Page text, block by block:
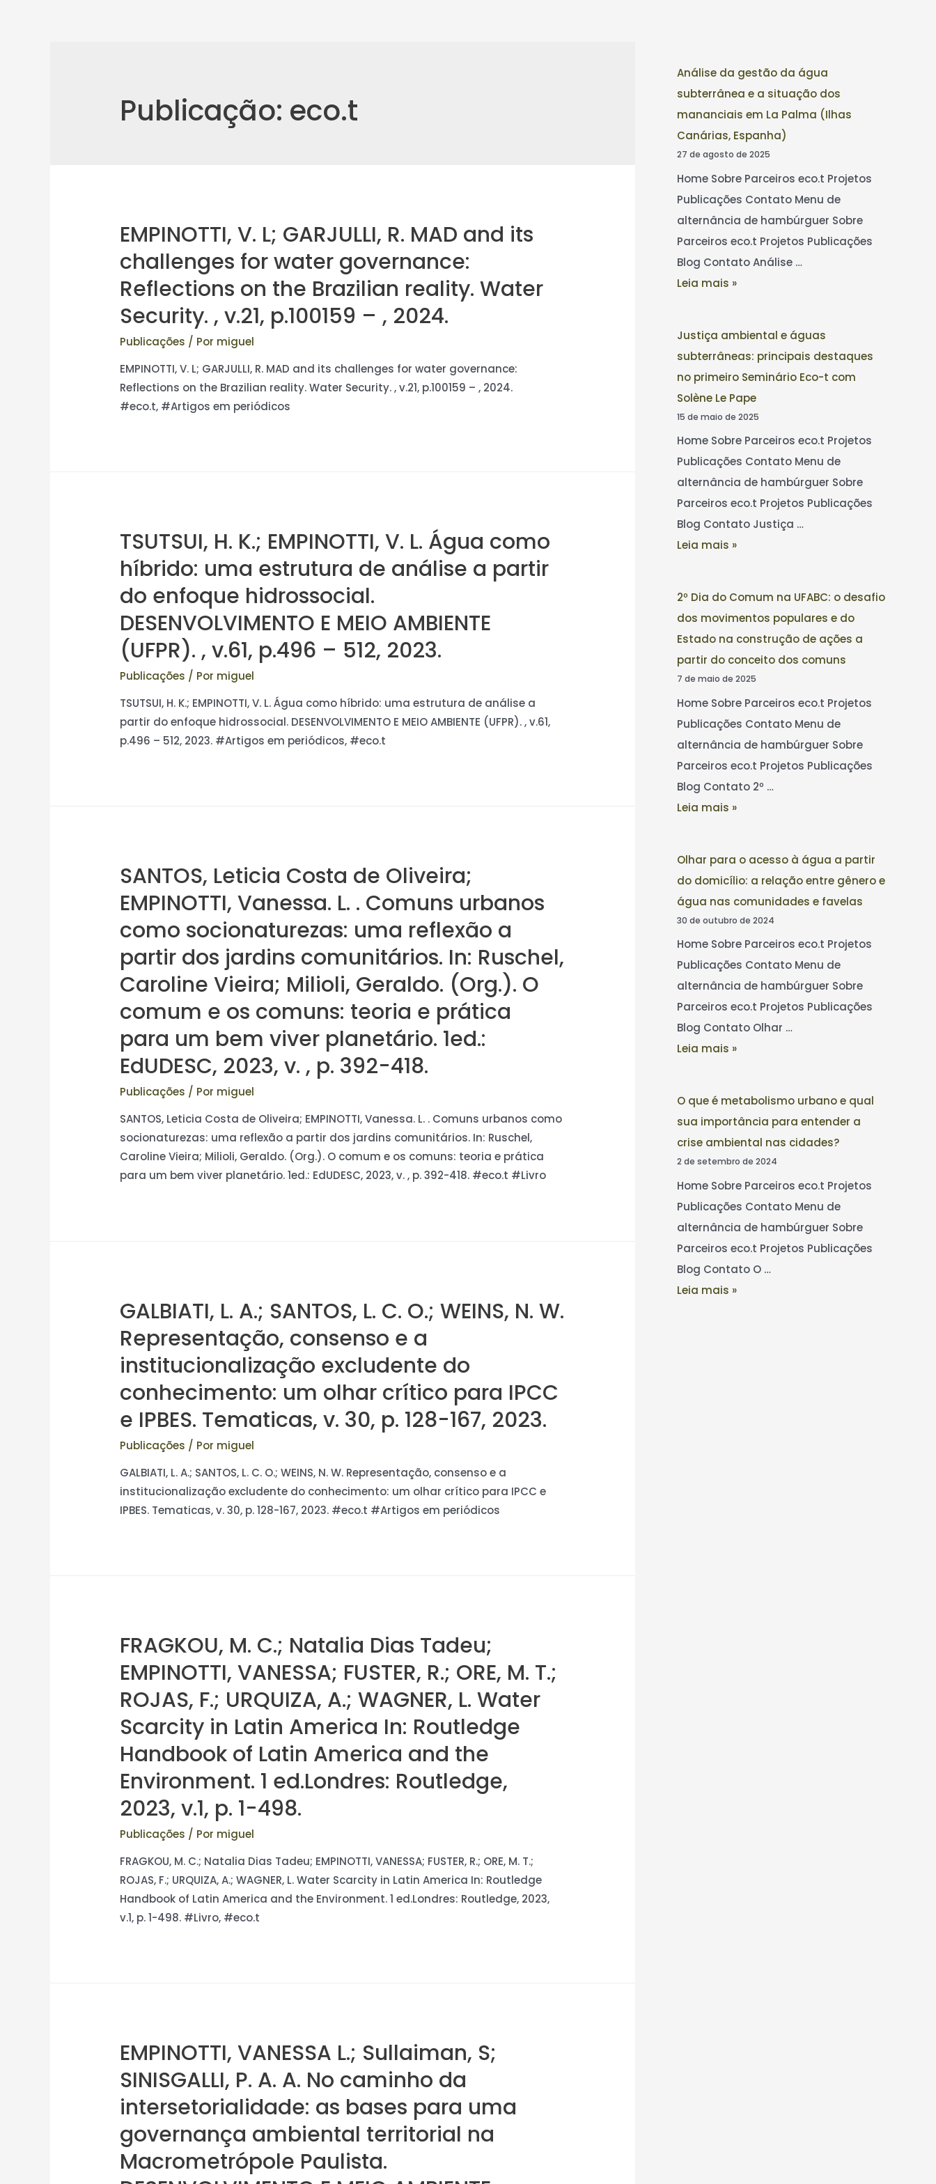
Publicação: eco.t
EMPINOTTI, V. L; GARJULLI, R. MAD and its
challenges for water governance:
Reflections on the Brazilian reality. Water
Security. , v.21, p.100159 – , 2024.
Publicações / Por miguel
EMPINOTTI, V. L; GARJULLI, R. MAD and its challenges for water governance:
Reflections on the Brazilian reality. Water Security. , v.21, p.100159 – , 2024.
#eco.t, #Artigos em periódicos
TSUTSUI, H. K.; EMPINOTTI, V. L. Água como
híbrido: uma estrutura de análise a partir
do enfoque hidrossocial.
DESENVOLVIMENTO E MEIO AMBIENTE
(UFPR). , v.61, p.496 – 512, 2023.
Publicações / Por miguel
TSUTSUI, H. K.; EMPINOTTI, V. L. Água como híbrido: uma estrutura de análise a
partir do enfoque hidrossocial. DESENVOLVIMENTO E MEIO AMBIENTE (UFPR). , v.61,
p.496 – 512, 2023. #Artigos em periódicos, #eco.t
SANTOS, Leticia Costa de Oliveira;
EMPINOTTI, Vanessa. L. . Comuns urbanos
como socionaturezas: uma reflexão a
partir dos jardins comunitários. In: Ruschel,
Caroline Vieira; Milioli, Geraldo. (Org.). O
comum e os comuns: teoria e prática
para um bem viver planetário. 1ed.:
EdUDESC, 2023, v. , p. 392-418.
Publicações / Por miguel
SANTOS, Leticia Costa de Oliveira; EMPINOTTI, Vanessa. L. . Comuns urbanos como
socionaturezas: uma reflexão a partir dos jardins comunitários. In: Ruschel,
Caroline Vieira; Milioli, Geraldo. (Org.). O comum e os comuns: teoria e prática
para um bem viver planetário. 1ed.: EdUDESC, 2023, v. , p. 392-418. #eco.t #Livro
GALBIATI, L. A.; SANTOS, L. C. O.; WEINS, N. W.
Representação, consenso e a
institucionalização excludente do
conhecimento: um olhar crítico para IPCC
e IPBES. Tematicas, v. 30, p. 128-167, 2023.
Publicações / Por miguel
GALBIATI, L. A.; SANTOS, L. C. O.; WEINS, N. W. Representação, consenso e a
institucionalização excludente do conhecimento: um olhar crítico para IPCC e
IPBES. Tematicas, v. 30, p. 128-167, 2023. #eco.t #Artigos em periódicos
FRAGKOU, M. C.; Natalia Dias Tadeu;
EMPINOTTI, VANESSA; FUSTER, R.; ORE, M. T.;
ROJAS, F.; URQUIZA, A.; WAGNER, L. Water
Scarcity in Latin America In: Routledge
Handbook of Latin America and the
Environment. 1 ed.Londres: Routledge,
2023, v.1, p. 1-498.
Publicações / Por miguel
FRAGKOU, M. C.; Natalia Dias Tadeu; EMPINOTTI, VANESSA; FUSTER, R.; ORE, M. T.;
ROJAS, F.; URQUIZA, A.; WAGNER, L. Water Scarcity in Latin America In: Routledge
Handbook of Latin America and the Environment. 1 ed.Londres: Routledge, 2023,
v.1, p. 1-498. #Livro, #eco.t
EMPINOTTI, VANESSA L.; Sullaiman, S;
SINISGALLI, P. A. A. No caminho da
intersetorialidade: as bases para uma
governança ambiental territorial na
Macrometrópole Paulista.
Análise da gestão da água
subterrânea e a situação dos
mananciais em La Palma (Ilhas
Canárias, Espanha)
27 de agosto de 2025
Home Sobre Parceiros eco.t Projetos
Publicações Contato Menu de
alternância de hambúrguer Sobre
Parceiros eco.t Projetos Publicações
Blog Contato Análise …
Leia mais »
Justiça ambiental e águas
subterrâneas: principais destaques
no primeiro Seminário Eco-t com
Solène Le Pape
15 de maio de 2025
Home Sobre Parceiros eco.t Projetos
Publicações Contato Menu de
alternância de hambúrguer Sobre
Parceiros eco.t Projetos Publicações
Blog Contato Justiça …
Leia mais »
2º Dia do Comum na UFABC: o desafio
dos movimentos populares e do
Estado na construção de ações a
partir do conceito dos comuns
7 de maio de 2025
Home Sobre Parceiros eco.t Projetos
Publicações Contato Menu de
alternância de hambúrguer Sobre
Parceiros eco.t Projetos Publicações
Blog Contato 2º …
Leia mais »
Olhar para o acesso à água a partir
do domicílio: a relação entre gênero e
água nas comunidades e favelas
30 de outubro de 2024
Home Sobre Parceiros eco.t Projetos
Publicações Contato Menu de
alternância de hambúrguer Sobre
Parceiros eco.t Projetos Publicações
Blog Contato Olhar …
Leia mais »
O que é metabolismo urbano e qual
sua importância para entender a
crise ambiental nas cidades?
2 de setembro de 2024
Home Sobre Parceiros eco.t Projetos
Publicações Contato Menu de
alternância de hambúrguer Sobre
Parceiros eco.t Projetos Publicações
Blog Contato O …
Leia mais »